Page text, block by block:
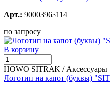
Арт.: 90003963114
по запросу
В корзину
HOWO SITRAK / Аксессуары
Логотип на капот (буквы)